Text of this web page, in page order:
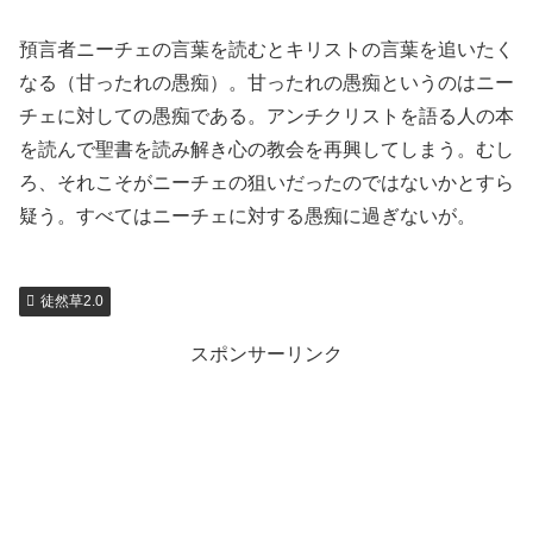
預言者ニーチェの言葉を読むとキリストの言葉を追いたく
なる（甘ったれの愚痴）。甘ったれの愚痴というのはニー
チェに対しての愚痴である。アンチクリストを語る人の本
を読んで聖書を読み解き心の教会を再興してしまう。むし
ろ、それこそがニーチェの狙いだったのではないかとすら
疑う。すべてはニーチェに対する愚痴に過ぎないが。
徒然草2.0
スポンサーリンク